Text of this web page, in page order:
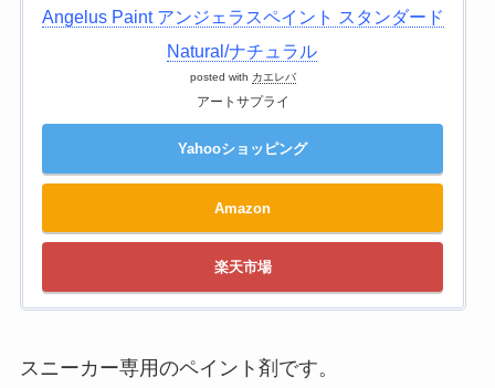
Angelus Paint アンジェラスペイント スタンダード
Natural/ナチュラル
posted with カエレバ
アートサプライ
Yahooショッピング
Amazon
楽天市場
スニーカー専用のペイント剤です。